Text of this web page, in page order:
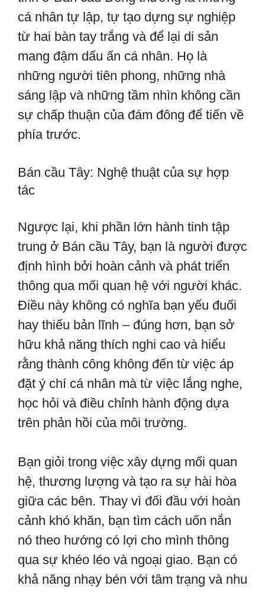
cá nhân tự lập, tự tạo dựng sự nghiệp
từ hai bàn tay trắng và để lại di sản
mang đậm dấu ấn cá nhân. Họ là
những người tiên phong, những nhà
sáng lập và những tầm nhìn không cần
sự chấp thuận của đám đông để tiến về
phía trước.
Bán cầu Tây: Nghệ thuật của sự hợp
tác
Ngược lại, khi phần lớn hành tinh tập
trung ở Bán cầu Tây, bạn là người được
định hình bởi hoàn cảnh và phát triển
thông qua mối quan hệ với người khác.
Điều này không có nghĩa bạn yếu đuối
hay thiếu bản lĩnh – đúng hơn, bạn sở
hữu khả năng thích nghi cao và hiểu
rằng thành công không đến từ việc áp
đặt ý chí cá nhân mà từ việc lắng nghe,
học hỏi và điều chỉnh hành động dựa
trên phản hồi của môi trường.
Bạn giỏi trong việc xây dựng mối quan
hệ, thương lượng và tạo ra sự hài hòa
giữa các bên. Thay vì đối đầu với hoàn
cảnh khó khăn, bạn tìm cách uốn nắn
nó theo hướng có lợi cho mình thông
qua sự khéo léo và ngoại giao. Bạn có
khả năng nhạy bén với tâm trạng và nhu